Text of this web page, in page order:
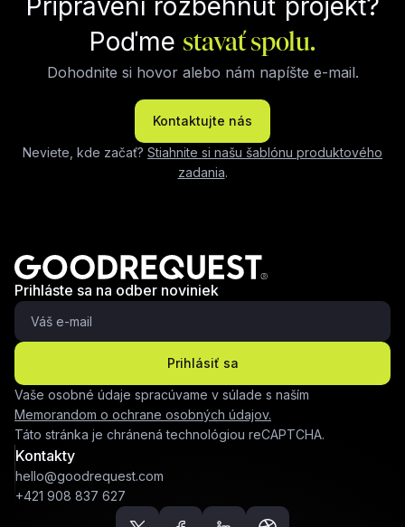
Pripravení rozbehnúť projekt?
Poďmestavať spolu.
Dohodnite si hovor alebo nám napíšte e-mail.
Kontaktujte nás
Neviete, kde začať? Stiahnite si našu šablónu produktového
zadania.
Prihláste sa na odber noviniek
Prihlásiť sa
Vaše osobné údaje spracúvame v súlade s naším
Memorandom o ochrane osobných údajov.
Táto stránka je chránená technológiou reCAPTCHA.
Kontakty
hello@goodrequest.com
+421 908 837 627